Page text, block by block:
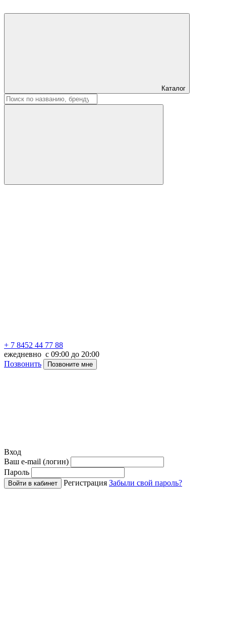
Каталог
+ 7 8452 44 77 88
ежедневно с 09:00 до 20:00
Позвонить
Позвоните мне
Вход
Ваш e-mail (логин)
Пароль
Войти в кабинет Регистрация Забыли свой пароль?